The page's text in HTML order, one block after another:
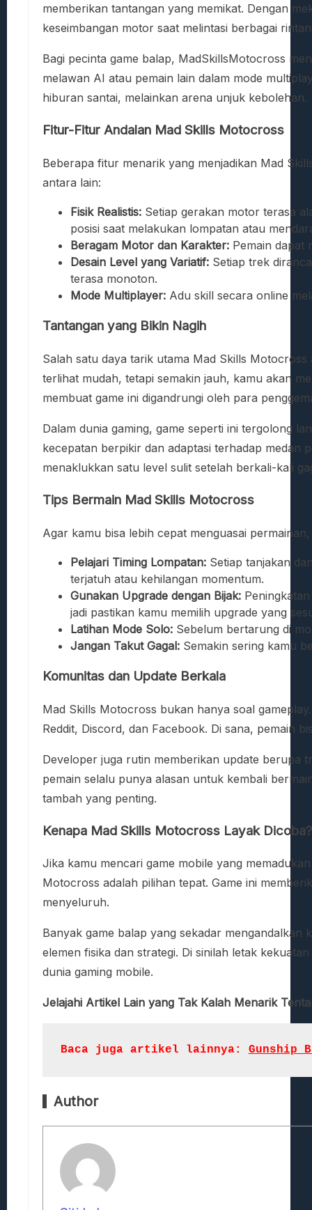
memberikan tantangan yang memikat. Dengan
keseimbangan motor saat melintasi berbagai
Bagi pecinta game balap, MadSkillsMotocross
melawan AI atau pemain lain dalam mode
hiburan santai, melainkan arena unjuk kebolehan.
Fitur-Fitur Andalan Mad Skills Motocross
Beberapa fitur menarik yang menjadikan Mad
antara lain:
Fisik Realistis: Setiap gerakan motor terasa
posisi saat melakukan lompatan atau
Beragam Motor dan Karakter: Pemain dapat
Desain Level yang Variatif: Setiap trek
terasa monoton.
Mode Multiplayer: Adu skill secara online
Tantangan yang Bikin Nagih
Salah satu daya tarik utama Mad Skills
terlihat mudah, tetapi semakin jauh, kamu akan
membuat game ini digandrungi oleh para
Dalam dunia gaming, game seperti ini tergolong
kecepatan berpikir dan adaptasi terhadap medan
menaklukkan satu level sulit setelah berkali-kali
Tips Bermain Mad Skills Motocross
Agar kamu bisa lebih cepat menguasai
Pelajari Timing Lompatan: Setiap tanjakan
terjatuh atau kehilangan momentum.
Gunakan Upgrade dengan Bijak:
jadi pastikan kamu memilih upgrade yang
Latihan Mode Solo: Sebelum bertarung di
Jangan Takut Gagal: Semakin sering kamu
Komunitas dan Update Berkala
Mad Skills Motocross bukan hanya soal
Reddit, Discord, dan Facebook. Di sana, pemain
Developer juga rutin memberikan update berupa
pemain selalu punya alasan untuk kembali
tambah yang penting.
Kenapa Mad Skills Motocross Layak Dicoba?
Jika kamu mencari game mobile yang
Motocross adalah pilihan tepat. Game ini
menyeluruh.
Banyak game balap yang sekadar
elemen fisika dan strategi. Di sinilah letak
dunia gaming mobile.
Jelajahi Artikel Lain yang Tak Kalah Menarik
Baca juga artikel lainnya: Gunship
Author